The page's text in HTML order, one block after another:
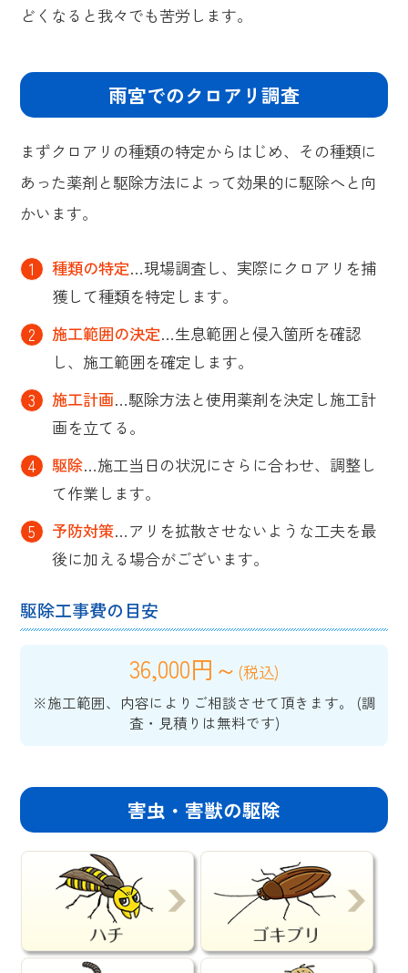
どくなると我々でも苦労します。
雨宮でのクロアリ調査
まずクロアリの種類の特定からはじめ、その種類に
あった薬剤と駆除方法によって効果的に駆除へと向
かいます。
種類の特定…現場調査し、実際にクロアリを捕
獲して種類を特定します。
施工範囲の決定…生息範囲と侵入箇所を確認
し、施工範囲を確定します。
施工計画…駆除方法と使用薬剤を決定し施工計
画を立てる。
駆除…施工当日の状況にさらに合わせ、調整し
て作業します。
予防対策…アリを拡散させないような工夫を最
後に加える場合がございます。
駆除工事費の目安
36,000円～ (税込)
※施工範囲、内容によりご相談させて頂きます。 (調
査・見積りは無料です)
害虫・害獣の駆除